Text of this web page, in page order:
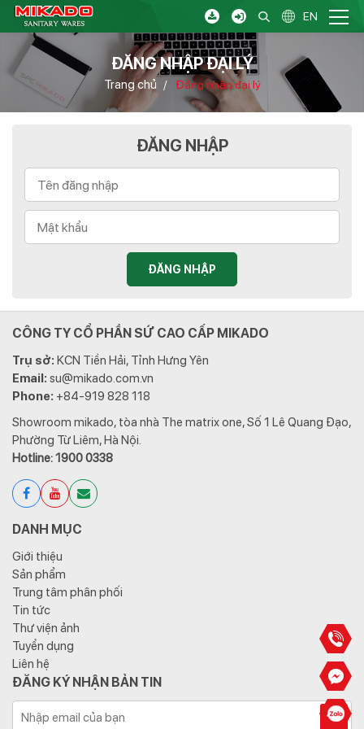
EN
ĐĂNG NHẬP ĐẠI LÝ
Trang chủ / Đăng nhập đại lý
ĐĂNG NHẬP
ĐĂNG NHẬP
CÔNG TY CỔ PHẦN SỨ CAO CẤP MIKADO
Trụ sở: KCN Tiền Hải, Tỉnh Hưng Yên
Email: su@mikado.com.vn
Phone: +84-919 828 118
Showroom mikado, tòa nhà The matrix one, Số 1 Lê Quang Đạo,
Phường Từ Liêm, Hà Nội.
Hotline: 1900 0338
DANH MỤC
Giới thiệu
Sản phẩm
Trung tâm phân phối
Tin tức
Thư viện ảnh
Tuyển dụng
Liên hệ
ĐĂNG KÝ NHẬN BẢN TIN